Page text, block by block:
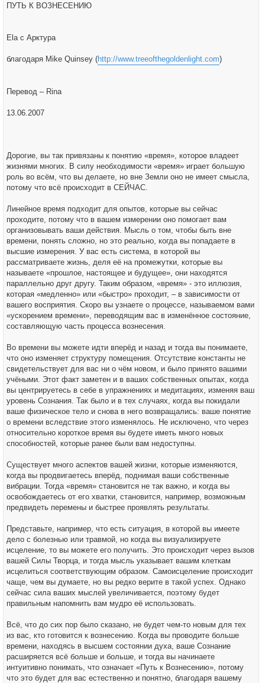
о
и
ПУТЬ К ВОЗНЕСЕНИЮ
Ela с Арктура
благодаря Mike Quinsey (http://www.treeofthegoldenlight.com)
Перевод – Rina
13.06.2007
Дорогие, вы так привязаны к понятию «время», которое владеет
жизнями многих. В силу необходимости «время» играет большую
роль во всём, что вы делаете, но вне Земли оно не имеет смысла,
потому что всё происходит в СЕЙЧАС.
Линейное время подходит для опытов, которые вы сейчас
проходите, потому что в вашем измерении оно помогает вам
организовывать ваши действия. Мысль о том, чтобы быть вне
времени, понять сложно, но это реально, когда вы попадаете в
высшие измерения. У вас есть система, в которой вы
рассматриваете жизнь, деля её на промежутки, которые вы
называете «прошлое, настоящее и будущее», они находятся
параллельно друг другу. Таким образом, «время» - это иллюзия,
которая «медленно» или «быстро» проходит, – в зависимости от
вашего восприятия. Скоро вы узнаете о процессе, называемом вами
«ускорением времени», переводящим вас в изменённое состояние,
составляющую часть процесса вознесения.
Во времени вы можете идти вперёд и назад и тогда вы понимаете,
что оно изменяет структуру помещения. Отсутствие константы не
свидетельствует для вас ни о чём новом, и было принято вашими
учёными. Этот факт заметен и в ваших собственных опытах, когда
вы центрируетесь в себе в упражнениях и медитациях, изменяя ваш
уровень Сознания. Так было и в тех случаях, когда вы покидали
ваше физическое тело и снова в него возвращались: ваше понятие
о времени вследствие этого изменялось. Не исключено, что через
относительно короткое время вы будете иметь много новых
способностей, которые ранее были вам недоступны.
Существует много аспектов вашей жизни, которые изменяются,
когда вы продвигаетесь вперёд, поднимая ваши собственные
вибрации. Тогда «время» становится не так важно, и когда вы
освобождаетесь от его хватки, становится, например, возможным
предвидеть перемены и быстрее проявлять результаты.
Представьте, например, что есть ситуация, в которой вы имеете
дело с болезнью или травмой, но когда вы визуализируете
исцеление, то вы можете его получить. Это происходит через вызов
вашей Силы Творца, и тогда мысль указывает вашим клеткам
исцелиться соответствующим образом. Самоисцеление происходит
чаще, чем вы думаете, но вы редко верите в такой успех. Однако
сейчас сила ваших мыслей увеличивается, поэтому будет
правильным напомнить вам мудро её использовать.
Всё, что до сих пор было сказано, не будет чем-то новым для тех
из вас, кто готовится к вознесению. Когда вы проводите больше
времени, находясь в высшем состоянии духа, ваше Сознание
расширяется всё больше и больше, и тогда вы начинаете
интуитивно понимать, что означает «Путь к Вознесению», потому
что это будет для вас естественно и понятно, благодаря вашему